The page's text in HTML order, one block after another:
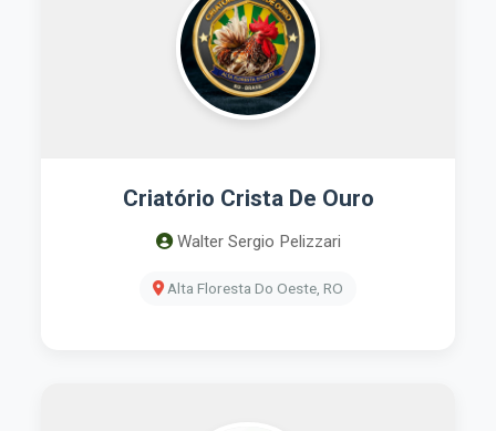
Criatório Crista De Ouro
Walter Sergio Pelizzari
Alta Floresta Do Oeste, RO